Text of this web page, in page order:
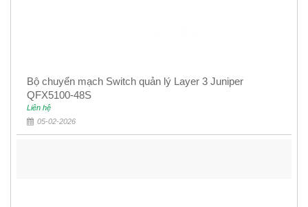
Bộ chuyển mạch Switch quản lý Layer 3 Juniper
QFX5100-48S
Liên hệ
05-02-2026